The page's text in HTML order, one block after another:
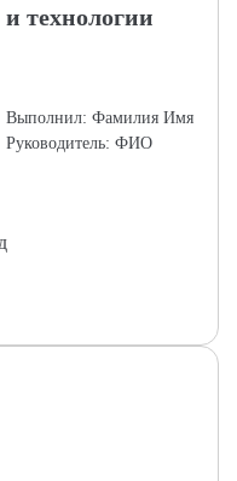
технологии
Выполнил: Фамилия Имя
Руководитель: ФИО